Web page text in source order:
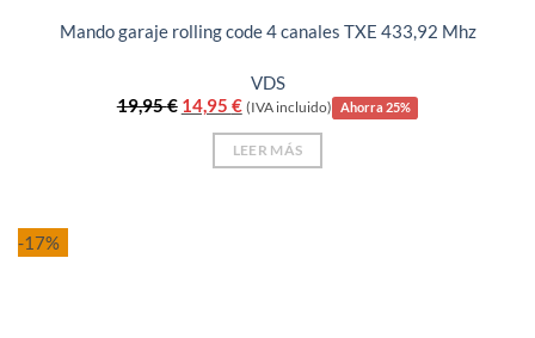
Mando garaje rolling code 4 canales TXE 433,92 Mhz
VDS
19,95€ El
original
14,95 €El
actual
es:
(IVA incluido) Ahorra 25%
LEER MÁS
-17%